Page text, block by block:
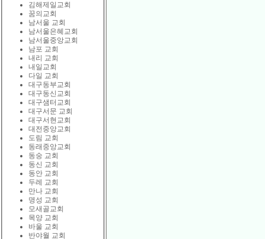
김해제일교회
꿈의교회
남서울 교회
남서울은혜교회
남서울중앙교회
남포 교회
내리 교회
내일교회
다일 교회
대구동부교회
대구동신교회
대구샘터교회
대구서문 교회
대구서현교회
대전중앙교회
도림 교회
동래중앙교회
동숭 교회
동신 교회
동안 교회
두레 교회
만나 교회
명성 교회
모새골교회
목양 교회
바울 교회
반야월 교회